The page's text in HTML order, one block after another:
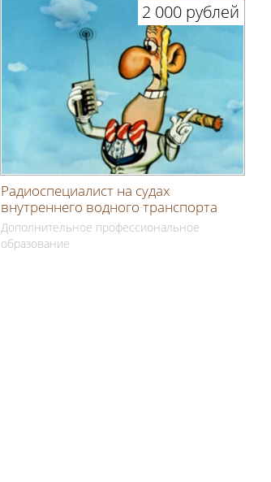
2 000 рублей
Радиоспециалист на судах
внутреннего водного транспорта
Дополнительное профессиональное
образование